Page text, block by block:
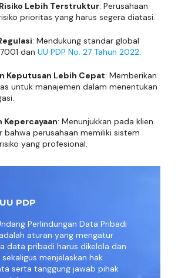
Lebih Terstruktur: Perusahaan
prioritas yang harus segera diatasi.
: Mendukung standar global
dan UU PDP No. 27 Tahun 2022.
Keputusan Lebih Cepat: Memberikan
untuk manajemen dalam menentukan
Kepercayaan: Menunjukkan pada klien
bahwa perusahaan memiliki sistem
yang profesional.
PDP
Perlindungan Data Pribadi
aturan yang mengatur
data pribadi harus dikelola dan
menjelaskan hak
serta tanggung jawab pihak